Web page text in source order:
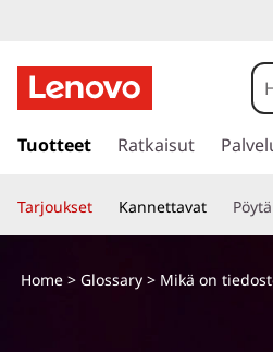
i
r
y
ä
Tuotteet Ratkaisut
Tarjoukset Kannettavat
Home> Glossary> Mikä on